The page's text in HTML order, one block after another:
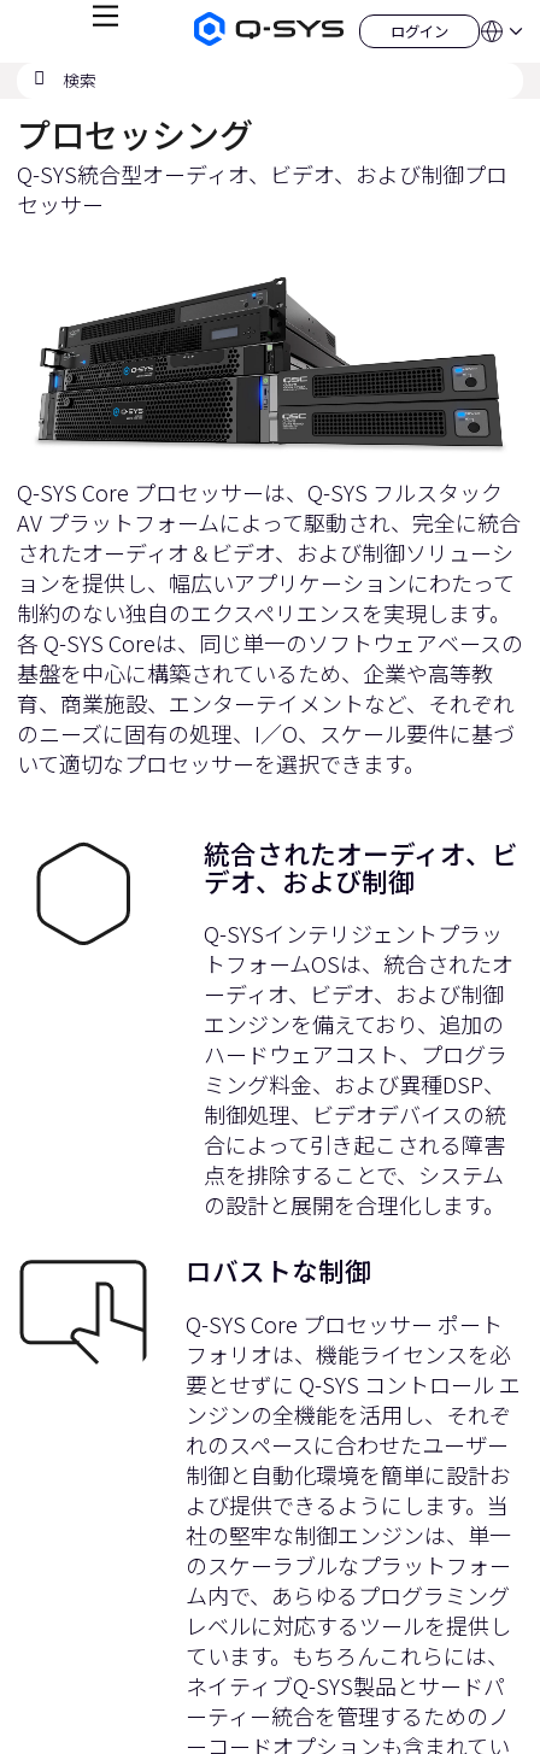
Q-
ィ
オ
製
品
ー
ジ
メ
ュ
ログイン
ロ
グ
言
QSYS.com (English)
Deutsch
Français
日本語
の
送
信
プロセッシング
Q-SYS統合型オーディオ、ビデオ、および制御プロ
セッサー
Q-SYS Core プロセッサーは、 Q-SYS フルスタック
AV プラットフォームによって駆動され、完全に統合
されたオーディオ＆ビデオ、および制御ソリューシ
ョンを提供し、幅広いアプリケーションにわたって
制約のない独自のエクスペリエンスを実現します。
各 Q-SYS Coreは、同じ単一のソフトウェアベースの
基盤を中心に構築されているため、企業や高等教
育、商業施設、エンターテイメントなど、それぞれ
のニーズに固有の処理、I／O、スケール要件に基づ
いて適切なプロセッサーを選択できます。
統合されたオーディオ、ビ
デオ、および制御
Q-SYSインテリジェントプラッ
トフォームOSは、統合されたオ
ーディオ、ビデオ、および制御
エンジンを備えており、追加の
ハードウェアコスト、プログラ
ミング料金、および異種DSP、
制御処理、ビデオデバイスの統
合によって引き起こされる障害
点を排除することで、システム
の設計と展開を合理化します。
ロバストな制御
Q-SYS Core プロセッサー ポート
フォリオは、機能ライセンスを必
要とせずに Q-SYS コントロール エ
ンジンの全機能を活用し、それぞ
れのスペースに合わせたユーザー
制御と自動化環境を簡単に設計お
よび提供できるようにします。当
社の堅牢な制御エンジンは、単一
のスケーラブルなプラットフォー
ム内で、あらゆるプログラミング
レベルに対応するツールを提供し
ています。もちろんこれらには、
ネイティブQ-SYS製品とサードパ
ーティー統合を管理するためのノ
ーコードオプションも含まれてい